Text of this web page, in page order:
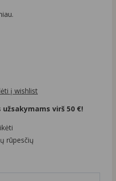
į wishlist
virš 50 €!
rūpesčių